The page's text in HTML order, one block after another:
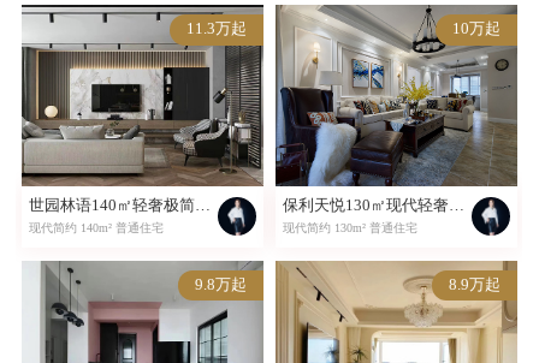
11.3万起
世园林语140㎡轻奢极简风案例欣赏
现代简约 140m² 普通住宅
10万起
保利天悦130㎡现代轻奢风案例欣赏
现代简约 130m² 普通住宅
9.8万起 8.9万起